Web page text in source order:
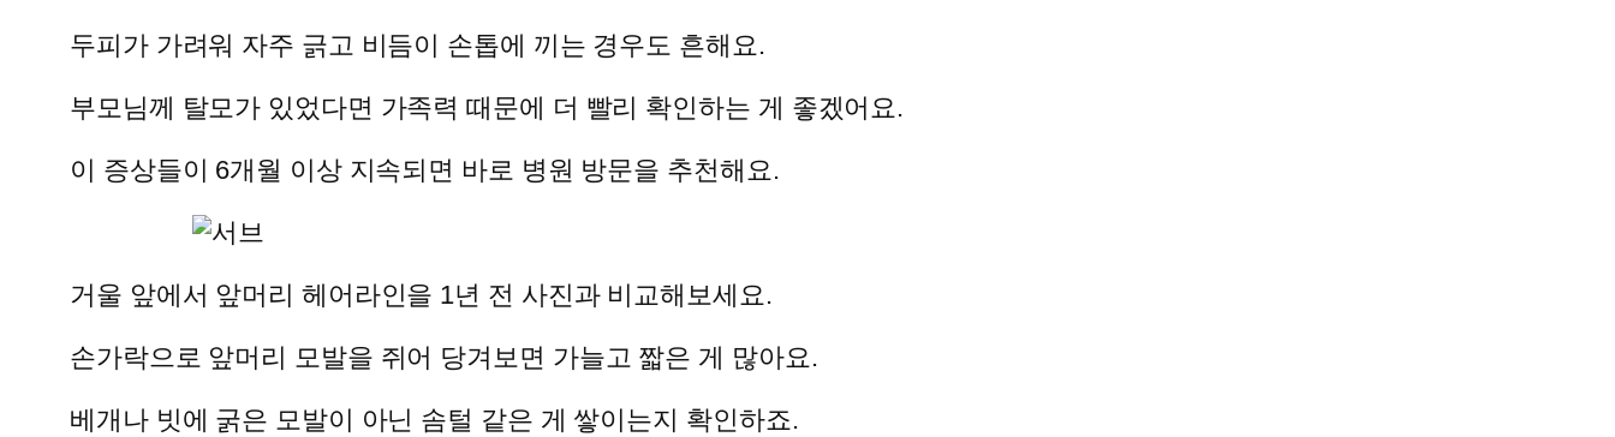
두피가 가려워 자주 긁고 비듬이 손톱에 끼는 경우도 흔해요.
부모님께 탈모가 있었다면 가족력 때문에 더 빨리 확인하는 게 좋겠어요.
이 증상들이 6개월 이상 지속되면 바로 병원 방문을 추천해요.
거울 앞에서 앞머리 헤어라인을 1년 전 사진과 비교해보세요.
손가락으로 앞머리 모발을 쥐어 당겨보면 가늘고 짧은 게 많아요.
베개나 빗에 굵은 모발이 아닌 솜털 같은 게 쌓이는지 확인하죠.